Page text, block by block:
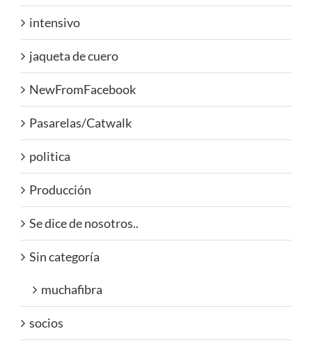
intensivo
jaqueta de cuero
NewFromFacebook
Pasarelas/Catwalk
politica
Producción
Se dice de nosotros..
Sin categoría
muchafibra
socios